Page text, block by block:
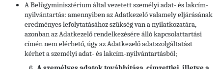
A Belügyminisztérium által vezetett személyi adat- és lakcím-
nyilvántartás: amennyiben az Adatkezelő valamely eljárásának
eredményes lefolytatásához szükség van a nyilatkozatára,
azonban az Adatkezelő rendelkezésére álló kapcsolattartási
címén nem elérhető, úgy az Adatkezelő adatszolgáltatást
kérhet a személyi adat- és lakcím-nyilvántartásból;